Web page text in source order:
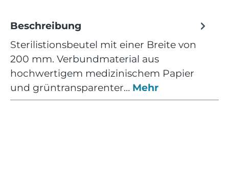
Beschreibung
Sterilistionsbeutel mit einer Breite von
200 mm. Verbundmaterial aus
hochwertigem medizinischem Papier
und grüntransparenter… Mehr